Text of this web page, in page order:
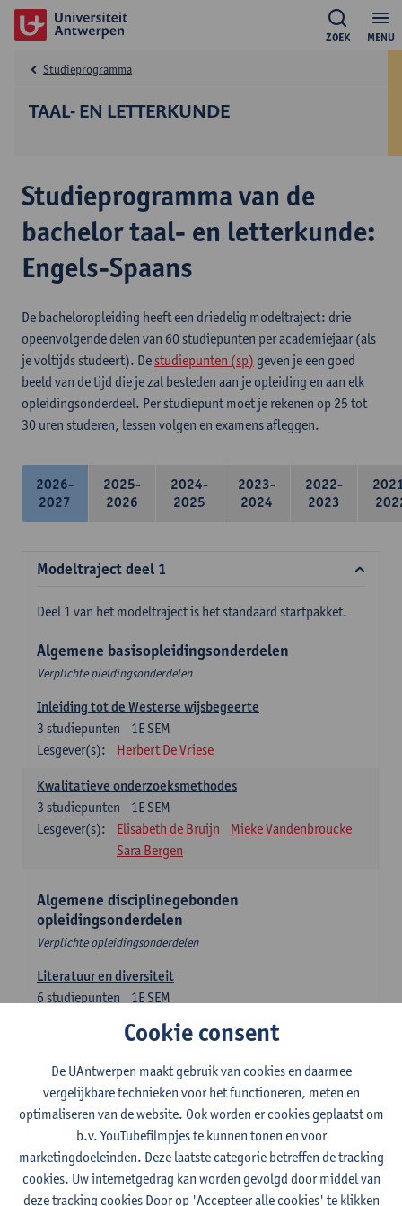
MENU
ZOEK
TAAL- EN LETTERKUNDE
Studieprogramma
Studieprogramma van de
bachelor taal- en letterkunde:
Engels-Spaans
De bacheloropleiding heeft een driedelig modeltraject: drie
opeenvolgende delen van 60 studiepunten per academiejaar (als
je voltijds studeert). De studiepunten (sp) geven je een goed
beeld van de tijd die je zal besteden aan je opleiding en aan elk
opleidingsonderdeel. Per studiepunt moet je rekenen op 25 tot
30 uren studeren, lessen volgen en examens afleggen.
2026-
2027
2025-
2026
2024-
2025
2023-
2024
2022-
2023
Modeltraject deel 1
Deel 1 van het modeltraject is het standaard startpakket.
Algemene basisopleidingsonderdelen
Verplichte pleidingsonderdelen
Inleiding tot de Westerse wijsbegeerte
1E SEM
3 studiepunten
Lesgever(s):
Herbert De Vriese
Kwalitatieve onderzoeksmethodes
1E SEM
3 studiepunten
Lesgever(s):
Elisabeth de Bruijn
Mieke Vandenbroucke
Sara Bergen
Algemene disciplinegebonden
opleidingsonderdelen
Verplichte opleidingsonderdelen
Literatuur en diversiteit
1E SEM
6 studiepunten
Remco Sleiderink
2E SEM
studiepunten
Lesgever(s):
Astrid De Wit Peter Petré
Engels: verplichte opleidingsonderdelen
Engels: taalbeheersing 1
Cookie consent
De UAntwerpen maakt gebruik van cookies en daarmee
vergelijkbare technieken voor het functioneren, meten en
optimaliseren van de website. Ook worden er cookies geplaatst om
b.v. YouTubefilmpjes te kunnen tonen en voor
marketingdoeleinden. Deze laatste categorie betreffen de tracking
cookies. Uw internetgedrag kan worden gevolgd door middel van
deze tracking cookies Door op 'Accepteer alle cookies' te klikken